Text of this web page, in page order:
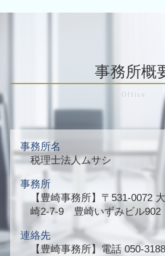
事務所概
事務所名
税理士法人ムサシ
事務所
【豊崎事務所】 〒531-0072
崎2-7-9 豊崎いずみビル902
連絡先
【豊崎事務所】電話 050-